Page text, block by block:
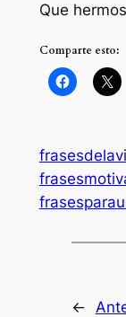
Que
Comparte esto:
←